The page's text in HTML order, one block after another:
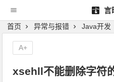
言
首页 异常与报错 Java开发
xsehll不能删除字符
A+